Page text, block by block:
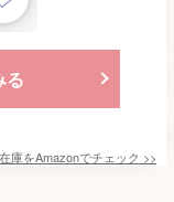
る
庫をAmazonでチェック >>